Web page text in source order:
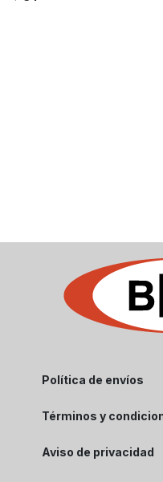
Política de envíos
Términos y
Aviso de privacidad